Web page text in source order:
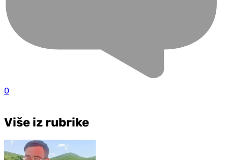
0
Više iz rubrike